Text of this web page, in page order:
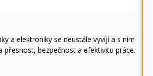
a elektroniky se neustále vyvíjí a s ním
přesnost, bezpečnost a efektivitu práce.